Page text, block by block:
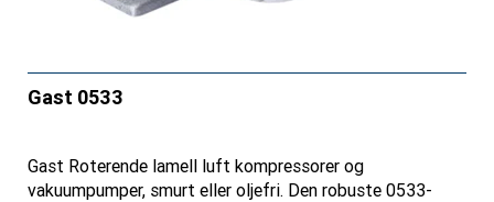
Gast 0533
Gast Roterende lamell luft kompressorer og
vakuumpumper, smurt eller oljefri. Den robuste 0533-